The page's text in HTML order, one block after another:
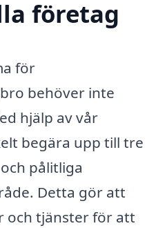
företag
för
behöver inte
hjälp av vår
begära upp till tre
pålitliga
Detta gör att
och tjänster för att